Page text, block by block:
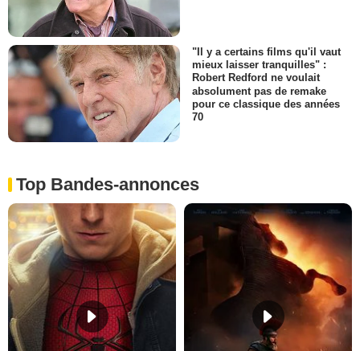
"Il y a certains films qu'il vaut
mieux laisser tranquilles" :
Robert Redford ne voulait
absolument pas de remake
pour ce classique des années
70
Top Bandes-annonces